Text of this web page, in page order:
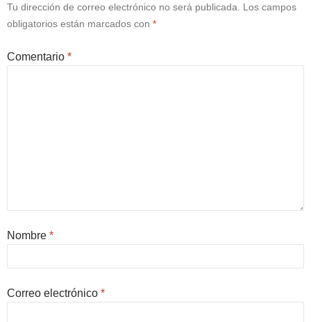
Tu dirección de correo electrónico no será publicada.
Los campos
obligatorios están marcados con *
Comentario *
Nombre *
Correo electrónico *